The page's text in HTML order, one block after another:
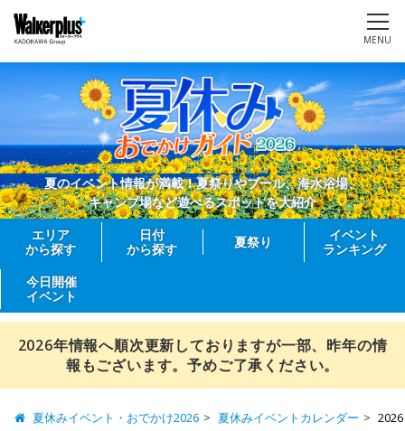
MENU
夏のイベント情報が満載！夏祭りやプール、海水浴場、
キャンプ場など遊べるスポットを大紹介
エリア
から探す
日付
から探す
夏祭り
イベント
ランキング
今日開催
イベント
2026年情報へ順次更新しておりますが一部、昨年の情
報もございます。予めご了承ください。
夏休みイベント・おでかけ2026 夏休みイベントカレンダー